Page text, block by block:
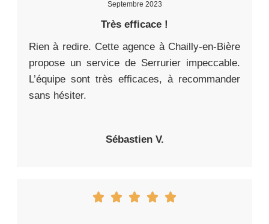
Septembre 2023
Très efficace !
Rien à redire. Cette agence à Chailly-en-Bière
propose un service de Serrurier impeccable.
L’équipe sont très efficaces, à recommander
sans hésiter.
Sébastien V.